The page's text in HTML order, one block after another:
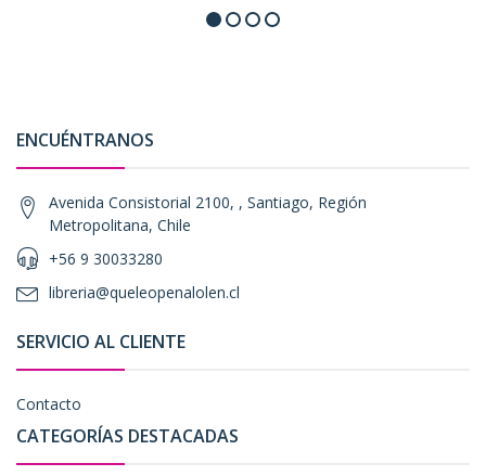
ENCUÉNTRANOS
Avenida Consistorial 2100, , Santiago, Región
Metropolitana, Chile
+56 9 30033280
libreria@queleopenalolen.cl
SERVICIO AL CLIENTE
Contacto
CATEGORÍAS DESTACADAS